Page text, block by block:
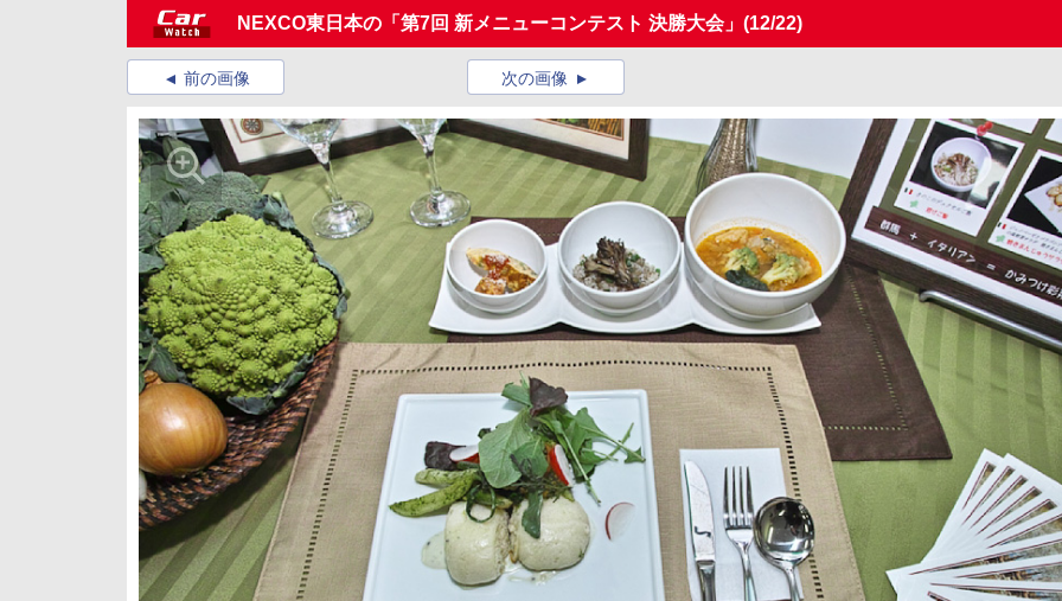
NEXCO東日本の「第7回 新メニューコンテスト 決勝大会」 (12/22)
前の画像 次の画像